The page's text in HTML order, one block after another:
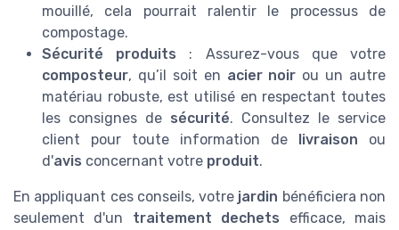
mouillé, cela pourrait ralentir le processus de
compostage.
Sécurité produits : Assurez-vous que votre
composteur, qu’il soit en acier noir ou un autre
matériau robuste, est utilisé en respectant toutes
les consignes de sécurité. Consultez le service
client pour toute information de
livraison ou
d'avis concernant votre produit.
En appliquant ces conseils, votre jardin bénéficiera non
seulement d'un traitement dechets efficace, mais